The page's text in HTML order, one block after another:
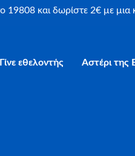
19808 και δωρίστε 2€ με
Γίνε εθελοντής Αστέρι της